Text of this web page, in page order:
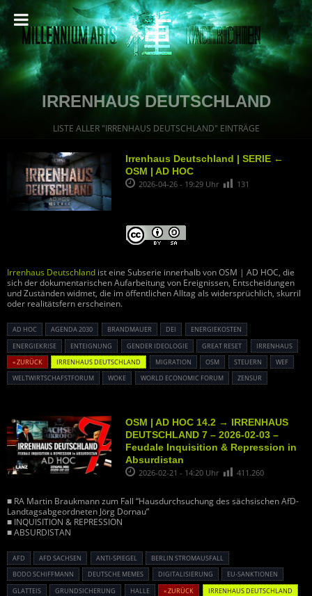
IRRENHAUS DEUTSCHLAND
LISTE ALLER "IRRENHAUS DEUTSCHLAND" EINTRÄGE
Irrenhaus Deutschland | SERIE ←
OSM | AD HOC
2026-04-26 - 19:29 Uhr 131
Irrenhaus Deutschland ist eine Subserie innerhalb von OSM | AD HOC, die
sich der dokumentarischen Aufarbeitung von Ereignissen, Entscheidungen
und Zuständen widmet, die im öffentlichen Alltag als widersprüchlich, skurril
oder realitätsfern erscheinen.
AD HOC AGENDA 2030 BRANDMAUER DEI
ENERGIEKOSTEN
ENERGIEKRISE
ENTEIGNUNG GENDER IDEOLOGIE GREAT RESET
IRRENHAUS
« ZURÜCK
IRRENHAUS DEUTSCHLAND MIGRATION OSM STEUERN
WEF
WELTWIRTSCHAFSTFORUM
WOKE WORLD ECONOMIC FORUM ZENSUR
OSM | AD HOC 14.2 → IRRENHAUS
DEUTSCHLAND 7 – 2026-02-03 –
Feudale Inquisition & Repression in
Absurdistan
2026-02-21 - 14:20 Uhr 411.260
■ RA Martin Braukmann zum Fall “Hausdurchsuchung des sächsischen AfD-
Landtagsabgeordneten Jörg Dornau”
■ INQUISITION & REPRESSION
■ ABSURDISTAN
AFD AFD SACHSEN ANTI-SPIEGEL
BERLIN STROMAUSFALL
BODO SCHIFFMANN
DEUTSCHE MEMES DIGITALISIERUNG
EU-SANKTIONEN
GLATTEIS
GRUNDSICHERUNG HALLE « ZURÜCK
IRRENHAUS DEUTSCHLAND